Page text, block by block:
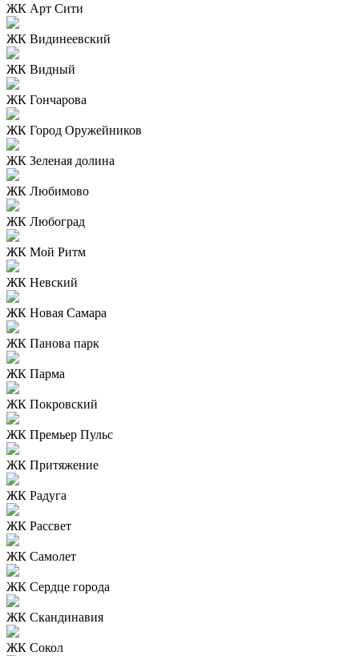
ЖК Арт Сити
ЖК Видинеевский
ЖК Видный
ЖК Гончарова
ЖК Город Оружейников
ЖК Зеленая долина
ЖК Любимово
ЖК Любоград
ЖК Мой Ритм
ЖК Невский
ЖК Новая Самара
ЖК Панова парк
ЖК Парма
ЖК Покровский
ЖК Премьер Пульс
ЖК Притяжение
ЖК Радуга
ЖК Рассвет
ЖК Самолет
ЖК Сердце города
ЖК Скандинавия
ЖК Сокол